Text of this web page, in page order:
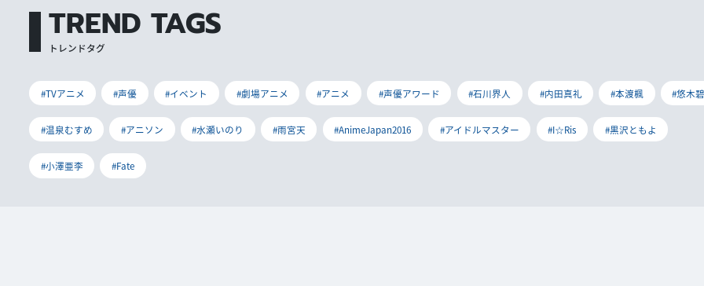
TREND TAGS
トレンドタグ
#TVアニメ #声優 #イベント #劇場アニメ #アニメ #声優アワード #石川界人 #内田真礼 #本渡楓 #悠木
#温泉むすめ #アニソン #水瀬いのり #雨宮天 #AnimeJapan2016 #アイドルマスター #I☆Ris #黒沢ともよ
#小澤亜李 #Fate